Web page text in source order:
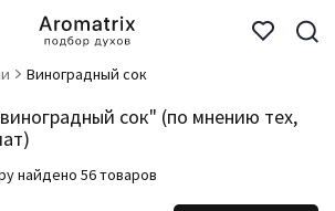
Виноградный сок
сок" (по мнению тех,
найдено 56 товаров